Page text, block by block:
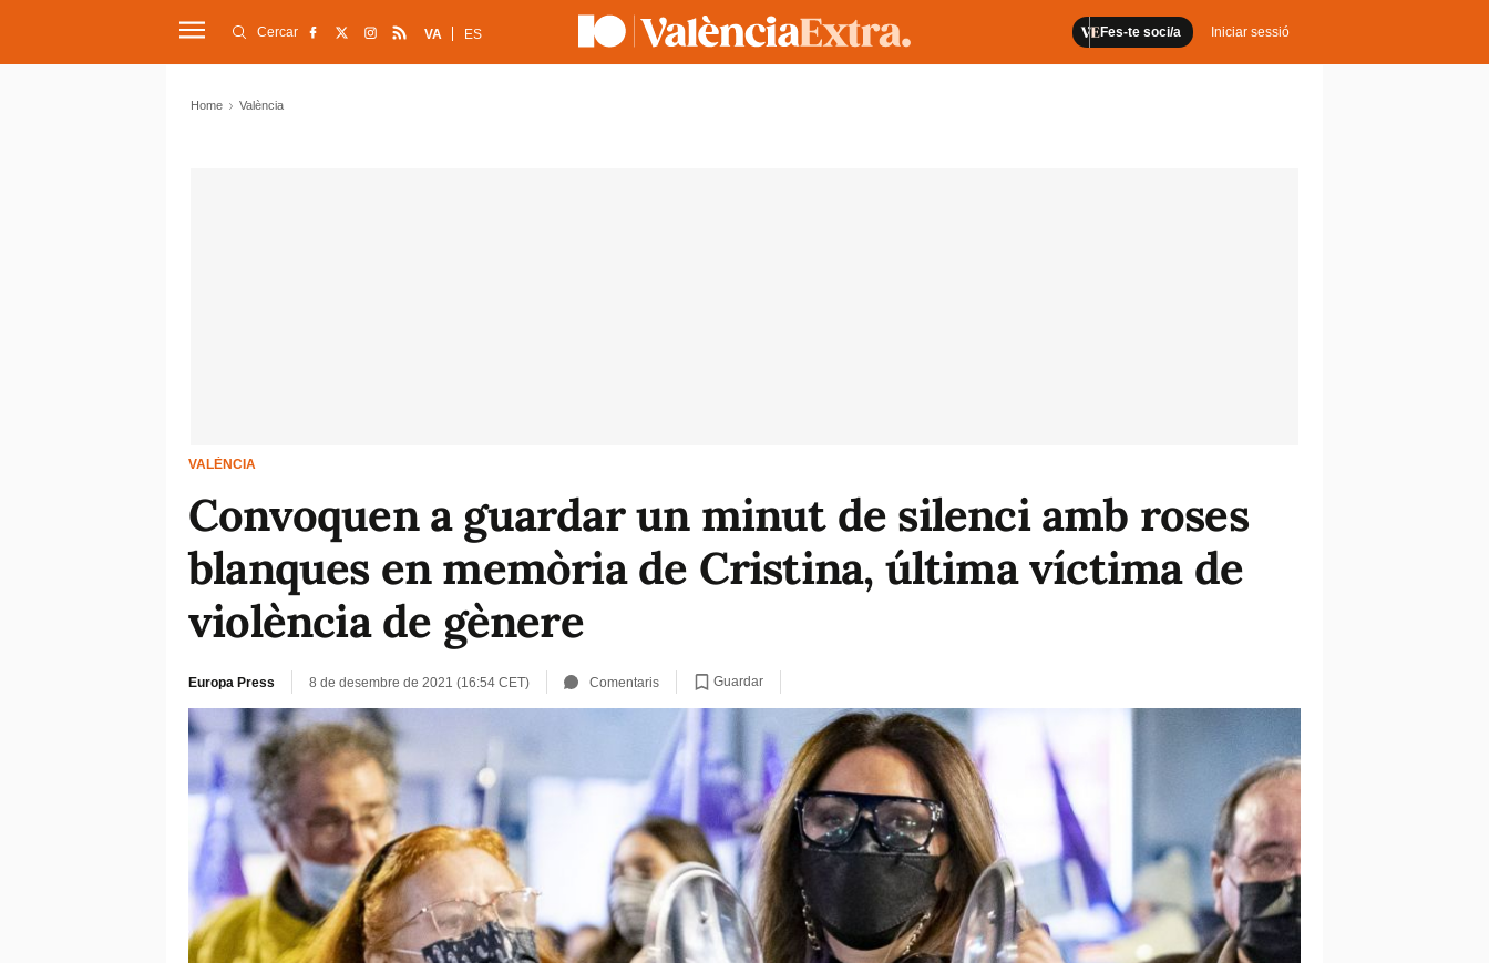
Fes-te soci/a Iniciar sessió
Cercar VA ES
Home València
VALÈNCIA
Convoquen a guardar un minut de silenci amb roses
blanques en memòria de Cristina, última víctima de
violència de gènere
Europa Press 8 de desembre de 2021 (16:54 CET) Comentaris Guardar